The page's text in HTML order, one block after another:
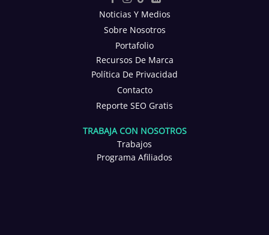
Noticias Y Medios
Sobre Nosotros
Portafolio
Recursos De Marca
Política De Privacidad
Contacto
Reporte SEO Gratis
TRABAJA CON NOSOTROS
Trabajos
Programa Afiliados